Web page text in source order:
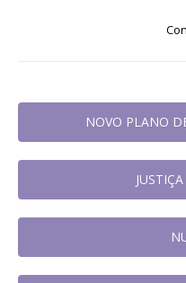
NOVO PLANO